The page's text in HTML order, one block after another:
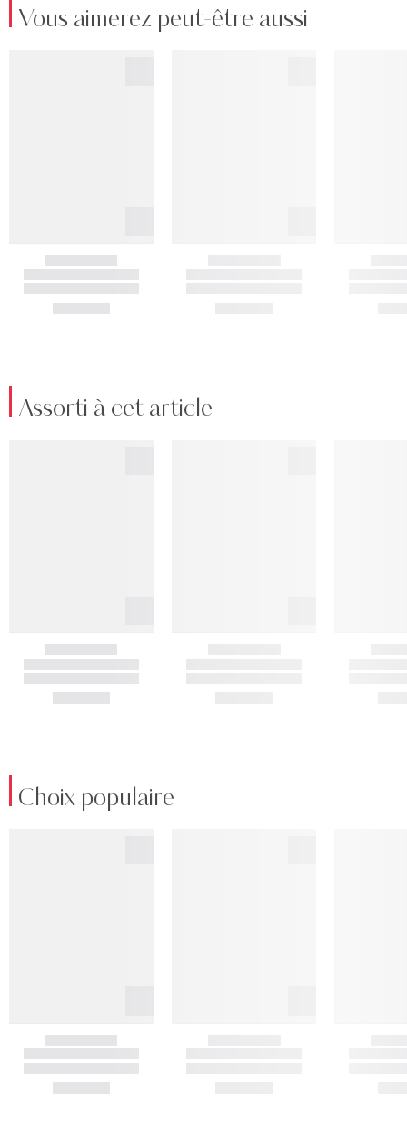
Vous aimerez peut-être aussi
Assorti à cet article
Choix populaire